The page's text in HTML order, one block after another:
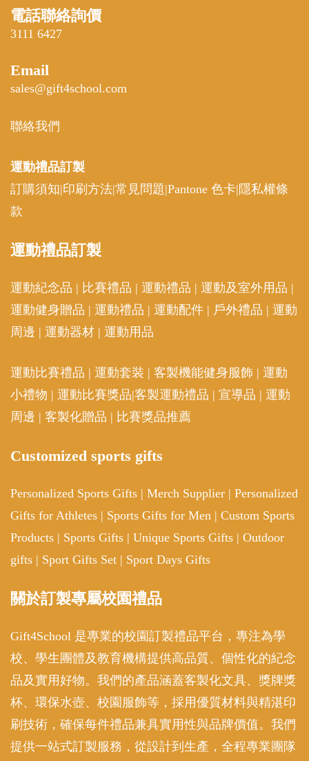
電話聯絡詢價
3111 6427
Email
sales@gift4school.com
聯絡我們
運動禮品訂製
訂購須知|印刷方法|常見問題|Pantone 色卡| 隱私權條
款
運動禮品訂製
運動紀念品 | 比賽禮品 | 運動禮品 | 運動及室外用品 |
運動健身贈品 | 運動禮品 | 運動配件 | 戶外禮品 | 運動
周邊 | 運動器材 | 運動用品
運動比賽禮品 | 運動套裝 | 客製機能健身服飾 | 運動
小禮物 | 運動比賽獎品|客製運動禮品 | 宣導品 | 運動
周邊 | 客製化贈品 | 比賽獎品推薦
Customized sports gifts
Personalized Sports Gifts | Merch Supplier | Personalized
Gifts for Athletes | Sports Gifts for Men | Custom Sports
Products | Sports Gifts | Unique Sports Gifts | Outdoor
gifts | Sport Gifts Set | Sport Days Gifts
關於訂製專屬校園禮品
Gift4School 是專業的校園訂製禮品平台，專注為學
校、學生團體及教育機構提供高品質、個性化的紀念
品及實用好物。我們的產品涵蓋客製化文具、獎牌獎
杯、環保水壺、校園服飾等，採用優質材料與精湛印
刷技術，確保每件禮品兼具實用性與品牌價值。我們
提供一站式訂製服務，從設計到生產，全程專業團隊